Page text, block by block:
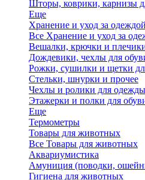
Шторы, коврики, карнизы
Еще
Хранение и уход за
Все Хранение и уход за
Вешалки, крючки и
Дождевики, чехлы для
Рожки, сушилки и щетки
Стельки, шнурки и прочее
Чехлы и ролики для одежды
Этажерки и полки для
Еще
Термометры
Товары для животных
Все Товары для животных
Аквариумистика
Амуниция (поводки,
Гигиена для животных